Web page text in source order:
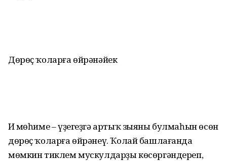
Дөрөҫ ҡоларға өйрәнәйек
Иң мөһиме – үҙегеҙгә артыҡ зыяны булмаһын өсөн
дөрөҫ ҡоларға өйрәнеү. Ҡолай башлағанда
мөмкин тиклем мускулдарҙы көсөргәндереп,